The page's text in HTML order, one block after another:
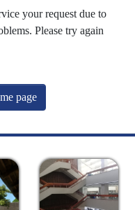
your request due to
Please try again
page